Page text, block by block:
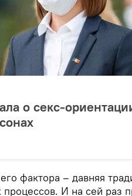
о секс-
фактора – давняя
И на сей раз